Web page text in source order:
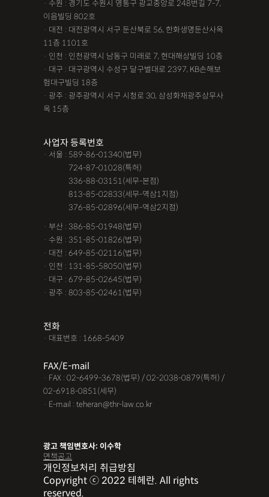
· 수원 : 경기도 수원시 영통구 광교중앙로 248번길 7-7,
이음빌딩 802호
· 대전 : 대전광역시 서구 둔산북로 56, 한화생명둔산사옥
11층 1101호
· 인천 : 인천광역시 남동구 미래로 7, 현대해상빌딩 10층
· 대구 : 대구광역시 수성구 달구벌대로 2397, KB손해보
험대구빌딩 18층
· 광주 : 광주광역시 서구 시청로 30, 삼성화재광주상무사
옥 15층
사업자 등록번호
· 서울 : 589-86-01340(법무)
724-87-01028(특허)
336-88-03151(세무-본점)
813-85-02833(세무-역삼1지점)
376-85-02896(세무-역삼2지점)
· 부산 : 386-85-01948(법무)
· 수원 : 351-85-01826(법무)
· 대전 : 649-85-02116(법무)
· 인천 : 131-85-58050(법무)
· 대구 : 679-85-02645(법무)
· 광주 : 803-85-02461(법무)
전화
· 대표번호 : 1668-5409
FAX/E-mail
· FAX : 02-6499-3678(법무) / 02-2038-0879(특허) /
02-6918-0851(세무)
· E-mail : teheran@thr-law.co.kr
광고 책임변호사: 이수학
면책공고
개인정보처리 취급방침
Copyright ⓒ 2022 테헤란. All rights
reserved.